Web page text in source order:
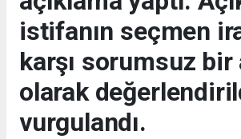
istifanın seçmen
karşı sorumsuz bir
olarak
vurgulandı.